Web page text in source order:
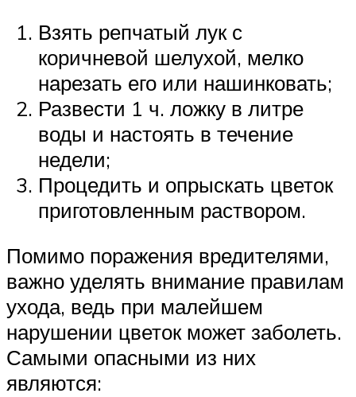
Взять репчатый лук с
коричневой шелухой, мелко
нарезать его или нашинковать;
Развести 1 ч. ложку в литре
воды и настоять в течение
недели;
Процедить и опрыскать цветок
приготовленным раствором.
Помимо поражения вредителями,
важно уделять внимание правилам
ухода, ведь при малейшем
нарушении цветок может заболеть.
Самыми опасными из них
являются: